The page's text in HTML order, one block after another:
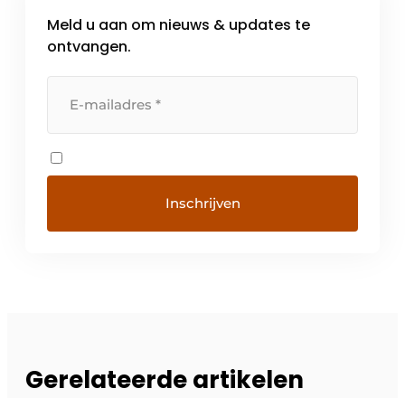
Meld u aan om nieuws & updates te
ontvangen.
Gerelateerde artikelen